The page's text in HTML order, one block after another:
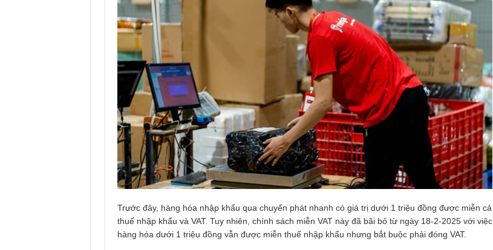
Trước đây, hàng hóa nhập khẩu qua chuyển phát nhanh có giá trị dưới 1 triệu đồng được miễn cả
thuế nhập khẩu và VAT. Tuy nhiên, chính sách miễn VAT này đã bãi bỏ từ ngày 18-2-2025 với việc
hàng hóa dưới 1 triệu đồng vẫn được miễn thuế nhập khẩu nhưng bắt buộc phải đóng VAT.